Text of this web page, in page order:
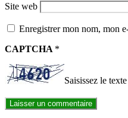
Site web
Enregistrer mon nom, mon
CAPTCHA *
Saisissez le